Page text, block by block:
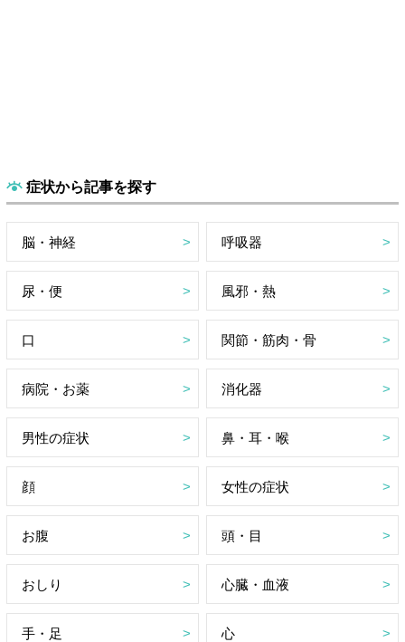
症状から記事を探す
脳・神経 呼吸器
尿・便 風邪・熱
口 関節・筋肉・骨
病院・お薬 消化器
男性の症状 鼻・耳・喉
顔 女性の症状
お腹 頭・目
おしり 心臓・血液
手・足 心